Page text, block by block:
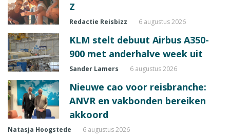
Z
Redactie Reisbizz 6 augustus 2026
KLM stelt debuut Airbus A350-
900 met anderhalve week uit
Sander Lamers 6 augustus 2026
Nieuwe cao voor reisbranche:
ANVR en vakbonden bereiken
akkoord
Natasja Hoogstede 6 augustus 2026